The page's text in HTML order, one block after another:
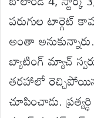
పరుగుల టార్గెట్
అంతా
బ్యాటింగ్ మ్యాచ్
తరహాలో రెచ్చిపోయిన
చూపించాడు.